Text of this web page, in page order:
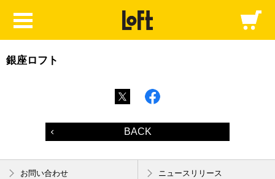
銀座ロフト
BACK
お問い合わせ ニュースリリース